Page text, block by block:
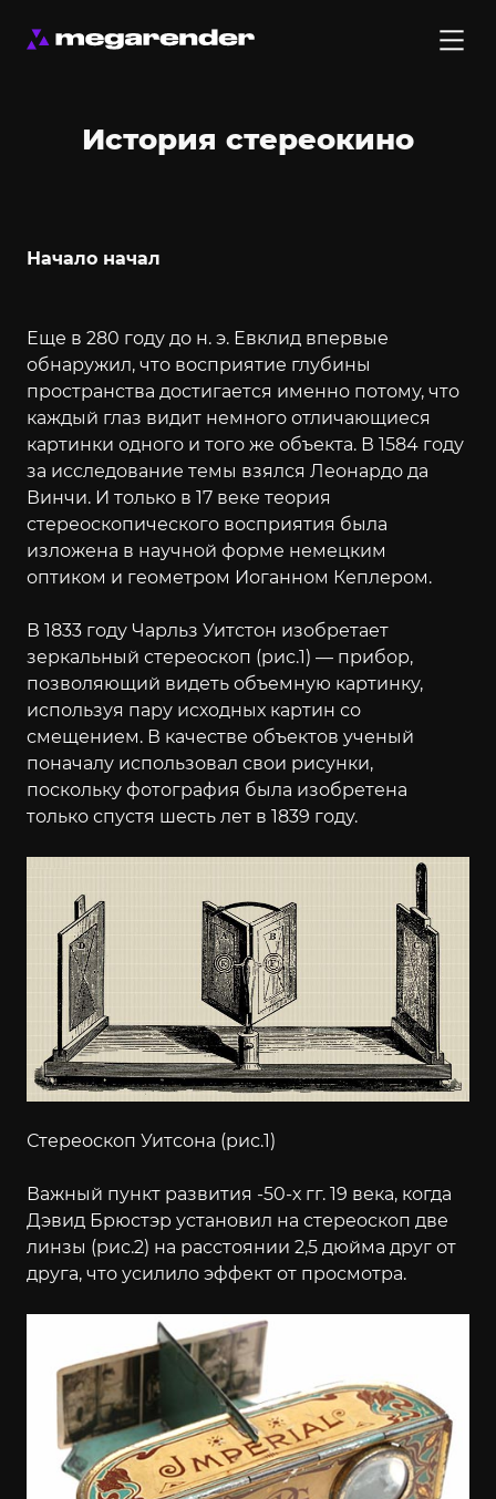
История стереокино
Начало начал
Еще в 280 году до н. э. Евклид впервые
обнаружил, что восприятие глубины
пространства достигается именно потому, что
каждый глаз видит немного отличающиеся
картинки одного и того же объекта. В 1584 году
за исследование темы взялся Леонардо да
Винчи. И только в 17 веке теория
стереоскопического восприятия была
изложена в научной форме немецким
оптиком и геометром Иоганном Кеплером.
В 1833 году Чарльз Уитстон изобретает
зеркальный стереоскоп (рис.1) — прибор,
позволяющий видеть объемную картинку,
используя пару исходных картин со
смещением. В качестве объектов ученый
поначалу использовал свои рисунки,
поскольку фотография была изобретена
только спустя шесть лет в 1839 году.
Стереоскоп Уитсона (рис.1)
Важный пункт развития -50-х гг. 19 века, когда
Дэвид Брюстэр установил на стереоскоп две
линзы (рис.2) на расстоянии 2,5 дюйма друг от
друга, что усилило эффект от просмотра.